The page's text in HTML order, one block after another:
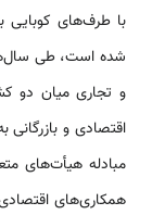
با طرف‌های کوبایی
شده است، طی
و تجاری میان دو
اقتصادی و
مبادله هیأت‌های
همکاری‌های